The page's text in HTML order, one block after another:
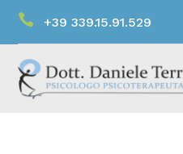
 +39 339.15.91.529